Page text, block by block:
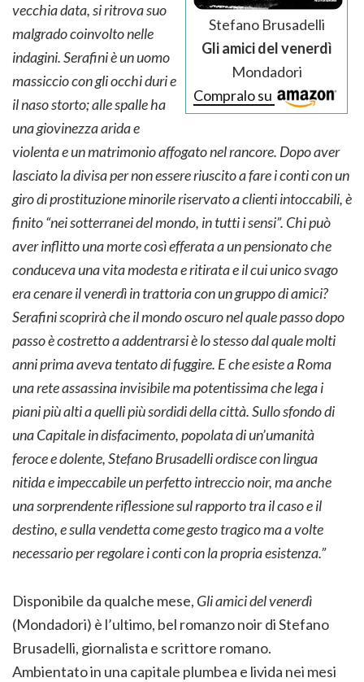
Stefano Brusadelli
Gli amici del venerdì
Mondadori
Compralo su
vecchia data, si ritrova suo
malgrado coinvolto nelle
indagini. Serafini è un uomo
massiccio con gli occhi duri e
il naso storto; alle spalle ha
una giovinezza arida e
violenta e un matrimonio affogato nel rancore. Dopo aver
lasciato la divisa per non essere riuscito a fare i conti con un
giro di prostituzione minorile riservato a clienti intoccabili, è
finito “nei sotterranei del mondo, in tutti i sensi”. Chi può
aver inflitto una morte così efferata a un pensionato che
conduceva una vita modesta e ritirata e il cui unico svago
era cenare il venerdì in trattoria con un gruppo di amici?
Serafini scoprirà che il mondo oscuro nel quale passo dopo
passo è costretto a addentrarsi è lo stesso dal quale molti
anni prima aveva tentato di fuggire. E che esiste a Roma
una rete assassina invisibile ma potentissima che lega i
piani più alti a quelli più sordidi della città. Sullo sfondo di
una Capitale in disfacimento, popolata di un’umanità
feroce e dolente, Stefano Brusadelli ordisce con lingua
nitida e impeccabile un perfetto intreccio noir, ma anche
una sorprendente riflessione sul rapporto tra il caso e il
destino, e sulla vendetta come gesto tragico ma a volte
necessario per regolare i conti con la propria esistenza.”
Disponibile da qualche mese, Gli amici del venerdì
(Mondadori) è l’ultimo, bel romanzo noir di Stefano
Brusadelli, giornalista e scrittore romano.
Ambientato in una capitale plumbea e livida nei mesi